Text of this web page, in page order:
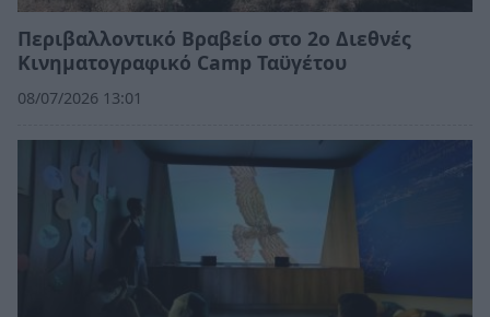
Περιβαλλοντικό Βραβείο στο 2ο Διεθνές
Κινηματογραφικό Camp Ταϋγέτου
08/07/2026 13:01